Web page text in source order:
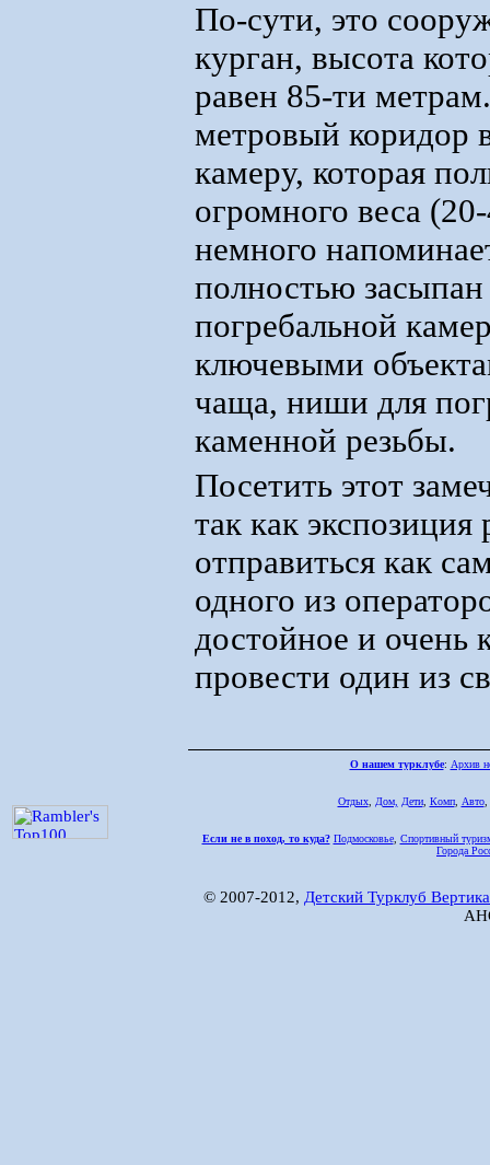
По-сути, это
курган, высота
равен 85-ти
метровый коридор
камеру, которая
огромного веса
немного
полностью
погребальной
ключевыми
чаща, ниши для
каменной резьбы.
Посетить этот
так как
отправиться как
одного из
достойное и очень
провести один из
О нашем турклубе: Архив
Отдых, Дом, Дети, Комп, Авто,
Если не в поход, то куда? Подмосковье, Спортивный
Города
© 2007-2012, Детский Турклуб